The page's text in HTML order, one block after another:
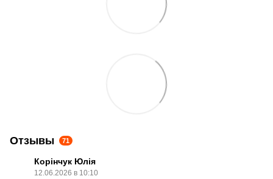
Отзывы 71
Корінчук Юлія
12.06.2026 в 10:10